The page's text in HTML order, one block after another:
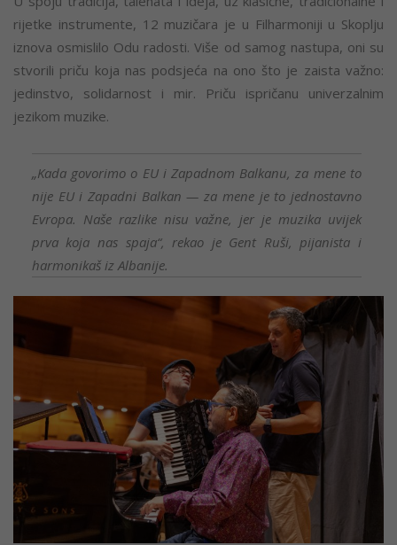
rijetke instrumente, 12 muzičara je u Filharmoniji u Skoplju
iznova osmislilo Odu radosti. Više od samog nastupa, oni su
stvorili priču koja nas podsjeća na ono što je zaista važno:
jedinstvo, solidarnost i mir. Priču ispričanu univerzalnim
jezikom muzike.
„Kada govorimo o EU i Zapadnom Balkanu, za mene to
nije EU i Zapadni Balkan — za mene je to jednostavno
Evropa. Naše razlike nisu važne, jer je muzika uvijek
prva koja nas spaja“, rekao je Gent Ruši, pijanista i
harmonikaš iz Albanije.